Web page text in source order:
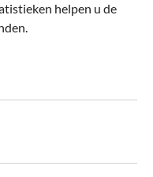
helpen u de